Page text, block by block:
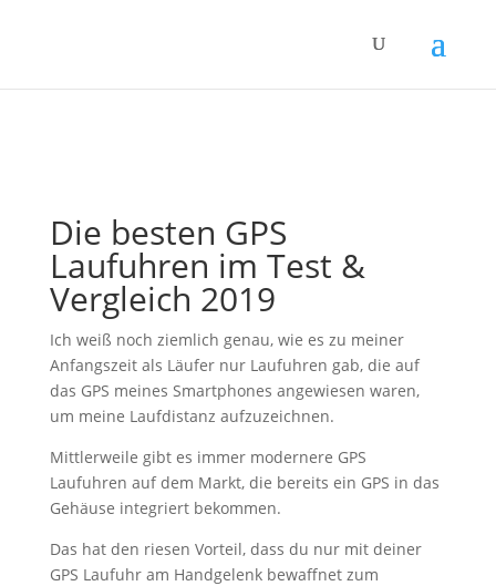
Die besten GPS
Laufuhren im Test &
Vergleich 2019
Ich weiß noch ziemlich genau, wie es zu meiner
Anfangszeit als Läufer nur Laufuhren gab, die auf
das GPS meines Smartphones angewiesen waren,
um meine Laufdistanz aufzuzeichnen.
Mittlerweile gibt es immer modernere GPS
Laufuhren auf dem Markt, die bereits ein GPS in das
Gehäuse integriert bekommen.
Das hat den riesen Vorteil, dass du nur mit deiner
GPS Laufuhr am Handgelenk bewaffnet zum